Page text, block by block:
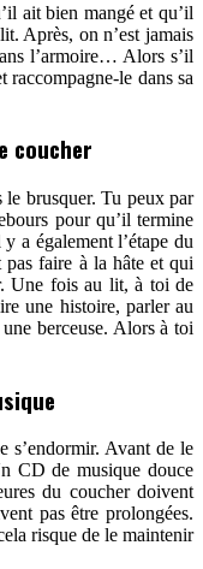
ait bien mangé et qu’il
Après, on n’est jamais
l’armoire… Alors s’il
raccompagne-le dans sa
coucher
le brusquer. Tu peux par
pour qu’il termine
a également l’étape du
faire à la hâte et qui
Une fois au lit, à toi de
une histoire, parler au
berceuse. Alors à toi
s’endormir. Avant de le
CD de musique douce
du coucher doivent
pas être prolongées.
risque de le maintenir